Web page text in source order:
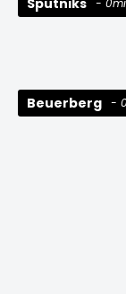
Beuerberg